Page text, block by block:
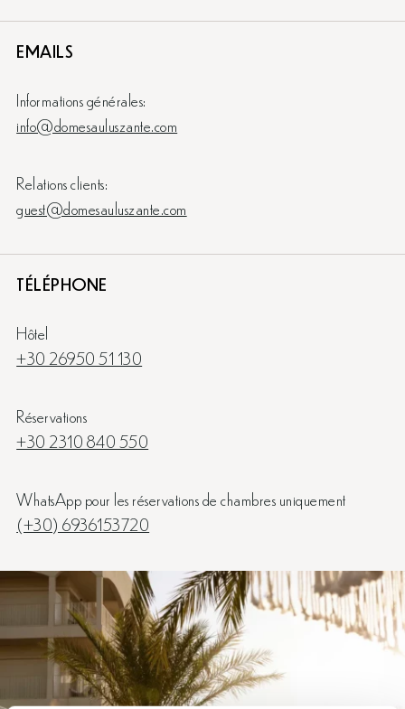
EMAILS
Informations générales:
info@domesauluszante.com
Relations clients:
guest@domesauluszante.com
TÉLÉPHONE
Hôtel
+30 26950 51 130
Réservations
+30 2310 840 550
WhatsApp pour les réservations de chambres uniquement
(+30) 6936153720